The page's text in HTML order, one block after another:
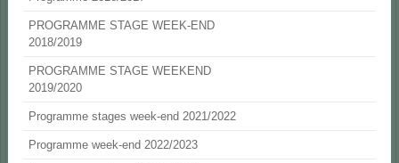
PROGRAMME STAGE WEEK-END
2018/2019
PROGRAMME STAGE WEEKEND
2019/2020
Programme stages week-end 2021/2022
Programme week-end 2022/2023